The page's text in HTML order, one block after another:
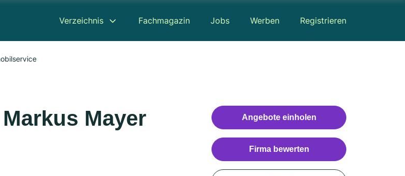
Verzeichnis Fachmagazin Jobs Werben Registrieren
Mayer
Angebote einholen
Firma bewerten